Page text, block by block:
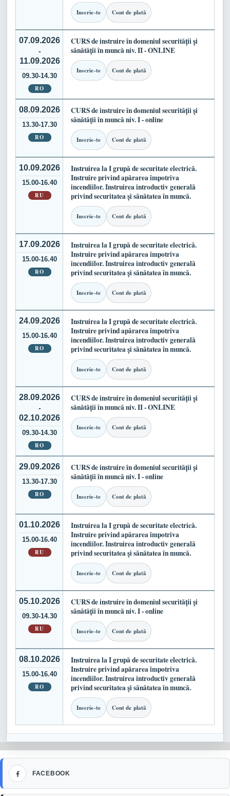
Inscrie-te Cont de plată
07.09.2026
-
11.09.2026
09.30-14.30
RO
CURS de instruire în domeniul securității și
sănătății în muncă niv. II - ONLINE
Inscrie-te Cont de plată
08.09.2026
13.30-17.30
RO
CURS de instruire în domeniul securității și
sănătății în muncă niv. I - online
Inscrie-te Cont de plată
10.09.2026
15.00-16.40
RU
Instruirea la I grupă de securitate electrică.
Instruire privind apărarea împotriva
incendiilor. Instruirea introductiv generală
privind securitatea și sănătatea în muncă.
Inscrie-te Cont de plată
17.09.2026
15.00-16.40
RO
Instruirea la I grupă de securitate electrică.
Instruire privind apărarea împotriva
incendiilor. Instruirea introductiv generală
privind securitatea și sănătatea în muncă.
Inscrie-te Cont de plată
24.09.2026
15.00-16.40
RO
Instruirea la I grupă de securitate electrică.
Instruire privind apărarea împotriva
incendiilor. Instruirea introductiv generală
privind securitatea și sănătatea în muncă.
Inscrie-te Cont de plată
28.09.2026
-
02.10.2026
09.30-14.30
RO
CURS de instruire în domeniul securității și
sănătății în muncă niv. II - ONLINE
Inscrie-te Cont de plată
29.09.2026
13.30-17.30
RO
CURS de instruire în domeniul securității și
sănătății în muncă niv. I - online
Inscrie-te Cont de plată
01.10.2026
15.00-16.40
RU
Instruirea la I grupă de securitate electrică.
Instruire privind apărarea împotriva
incendiilor. Instruirea introductiv generală
privind securitatea și sănătatea în muncă.
Inscrie-te Cont de plată
05.10.2026
09.30-14.30
RU
CURS de instruire în domeniul securității și
sănătății în muncă niv. I - online
Inscrie-te Cont de plată
08.10.2026
15.00-16.40
RO
Instruirea la I grupă de securitate electrică.
Instruire privind apărarea împotriva
incendiilor. Instruirea introductiv generală
privind securitatea și sănătatea în muncă.
Inscrie-te Cont de plată
FACEBOOK
Facebook